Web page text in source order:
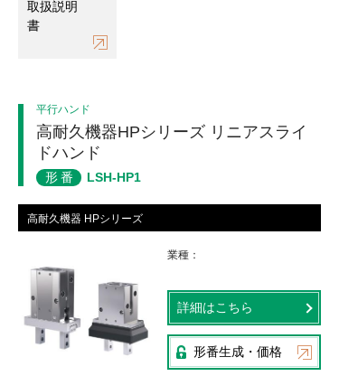
取扱説明
書
平行ハンド
高耐久機器HPシリーズ リニアスライ
ドハンド
形番 LSH-HP1
高耐久機器 HPシリーズ
業種
詳細はこちら
形番生成・価格